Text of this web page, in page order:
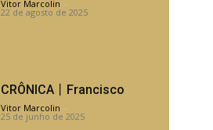
Vitor Marcolin -
22 de agosto de 2025
CRÔNICA丨Francisco
Vitor Marcolin -
25 de junho de 2025